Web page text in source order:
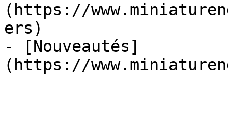
(https://
ers)
- [Nouveautés]